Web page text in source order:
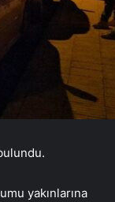
yakınlarına